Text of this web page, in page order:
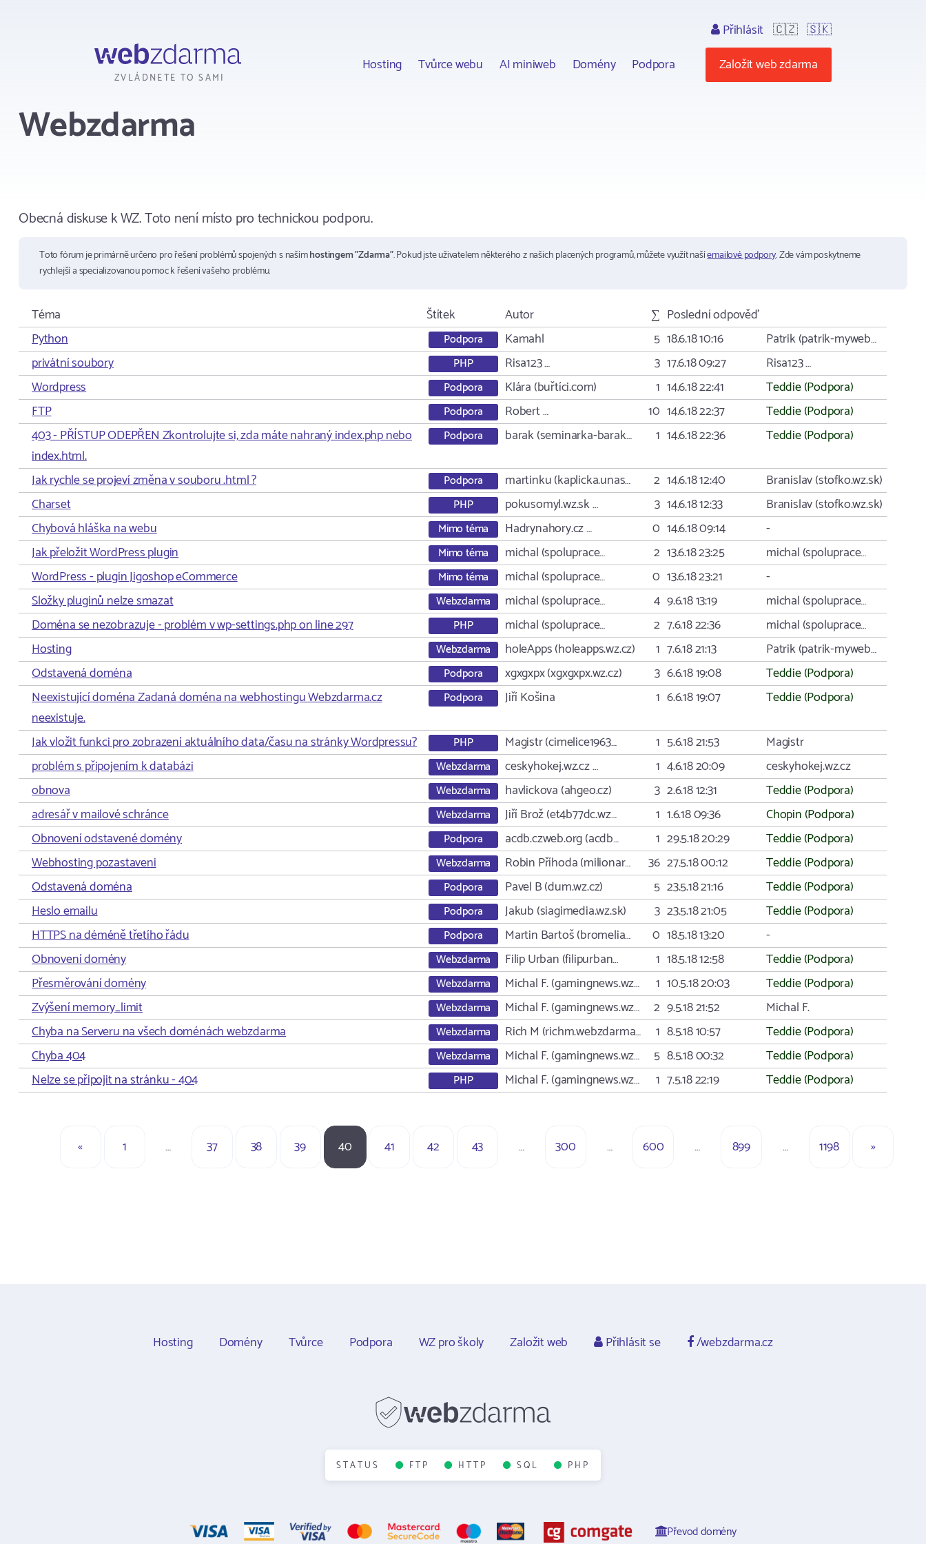
ZVLÁDNETE TO SAMI
Hosting Tvůrce webu AI miniweb Domény Podpora
Přihlásit 🇨🇿 🇸🇰
Založit web zdarma
Webzdarma
Obecná diskuse k WZ. Toto není místo pro technickou podporu.
Toto fórum je primárně určeno pro řešení problémů spojených s našímhostingem "Zdarma". Pokud jste uživatelem některého z našich placených programů, můžete využít našíemailové podpory. Zde vám poskytneme
rychlejší a specializovanou pomoc k řešení vašeho problému.
Téma Štítek Autor ∑ Poslední odpověď
Python
Podpora Kamahl 5 18.6.18 10:16
Patrik (patrik-myweb…
privátní soubory
PHP Risa123 … 3 17.6.18 09:27
Risa123 …
Wordpress
Podpora Klára (buřtíci.com) 1 14.6.18 22:41
Teddie (Podpora)
FTP
Podpora Robert … 10 14.6.18 22:37
Teddie (Podpora)
403 - PŘÍSTUP ODEPŘEN Zkontrolujte si, zda máte nahraný index.php nebo
index.html.
Podpora barak (seminarka-barak… 1 14.6.18 22:36 Teddie (Podpora)
Jak rychle se projeví změna v souboru .html ? Podpora martinku (kaplicka.unas… 2 14.6.18 12:40
Branislav (stofko.wz.sk)
Charset
PHP pokusomyl.wz.sk … 3 14.6.18 12:33
Branislav (stofko.wz.sk)
Chybová hláška na webu
Mimo téma Hadrynahory.cz … 0 14.6.18 09:14
-
Jak přeložit WordPress plugin
Mimo téma michal (spoluprace… 2 13.6.18 23:25
michal (spoluprace…
WordPress - plugin Jigoshop eCommerce
Mimo téma michal (spoluprace… 0 13.6.18 23:21
-
Složky pluginů nelze smazat
Webzdarma michal (spoluprace… 4 9.6.18 13:19
michal (spoluprace…
Doména se nezobrazuje - problém v wp-settings.php on line 297
PHP michal (spoluprace… 2 7.6.18 22:36
michal (spoluprace…
Hosting
Webzdarma holeApps (holeapps.wz.cz) 1 7.6.18 21:13
Patrik (patrik-myweb…
Odstavená doména
Podpora xgxgxpx (xgxgxpx.wz.cz) 3 6.6.18 19:08
Teddie (Podpora)
Neexistující doména Zadaná doména na webhostingu Webzdarma.cz
neexistuje.
Podpora Jiří Košina 1 6.6.18 19:07 Teddie (Podpora)
Jak vložit funkci pro zobrazení aktuálního data/času na stránky Wordpressu? PHP Magistr (cimelice1963… 1 5.6.18 21:53
Magistr
problém s připojením k databázi
Webzdarma ceskyhokej.wz.cz … 1 4.6.18 20:09
ceskyhokej.wz.cz
obnova
Webzdarma havlickova (ahgeo.cz) 3 2.6.18 12:31
Teddie (Podpora)
adresář v mailové schránce
Webzdarma Jiří Brož (et4b77dc.wz… 1 1.6.18 09:36
Chopin (Podpora)
Obnovení odstavené domény
Podpora acdb.czweb.org (acdb… 1 29.5.18 20:29
Teddie (Podpora)
Webhosting pozastaveni
Webzdarma Robin Příhoda (milionar… 36 27.5.18 00:12
Teddie (Podpora)
Odstavená doména
Podpora Pavel B (dum.wz.cz) 5 23.5.18 21:16
Teddie (Podpora)
Heslo emailu
Podpora Jakub (siagimedia.wz.sk) 3 23.5.18 21:05
Teddie (Podpora)
HTTPS na déméně třetího řádu
Podpora Martin Bartoš (bromelia… 0 18.5.18 13:20
-
Obnovení domény
Webzdarma Filip Urban (filipurban… 1 18.5.18 12:58
Teddie (Podpora)
Přesměrování domény
Webzdarma Michal F. (gamingnews.wz… 1 10.5.18 20:03
Teddie (Podpora)
Zvýšení memory_limit
Webzdarma Michal F. (gamingnews.wz… 2 9.5.18 21:52
Michal F.
Chyba na Serveru na všech doménách webzdarma
Webzdarma Rich M (richm.webzdarma… 1 8.5.18 10:57
Teddie (Podpora)
Chyba 404
Webzdarma Michal F. (gamingnews.wz… 5 8.5.18 00:32
Teddie (Podpora)
Nelze se připojit na stránku - 404
PHP Michal F. (gamingnews.wz… 1 7.5.18 22:19 Teddie (Podpora)
« 1 … 37 38 39 40 41 42 43 … 300 … 600 … 899 … 1198 »
Hosting Domény Tvůrce Podpora WZ pro školy Založit web Přihlásit se /webzdarma.cz
STATUS FTP HTTP SQL PHP
Převod domény